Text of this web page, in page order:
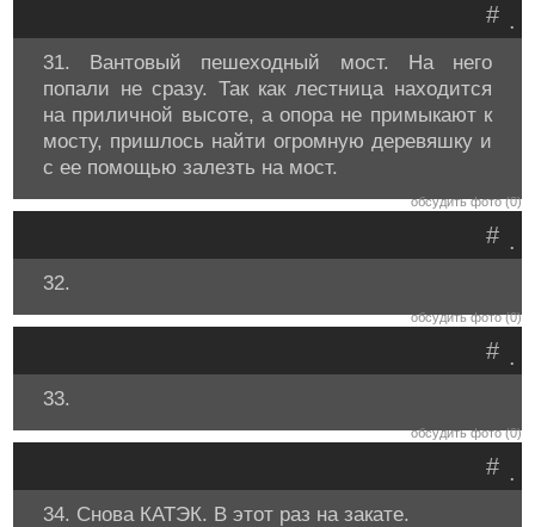
.
#
31. Вантовый пешеходный мост. На него
попали не сразу. Так как лестница находится
на приличной высоте, а опора не примыкают к
мосту, пришлось найти огромную деревяшку и
с ее помощью залезть на мост.
обсудить фото (0)
.
#
32.
обсудить фото (0)
.
#
33.
обсудить фото (0)
.
#
34. Снова КАТЭК. В этот раз на закате.